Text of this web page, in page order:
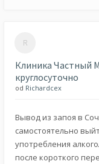
Клиника Частный
круглосуточно
od Richardcex
Вывод из запоя в
самостоятельно
употребления
после короткого